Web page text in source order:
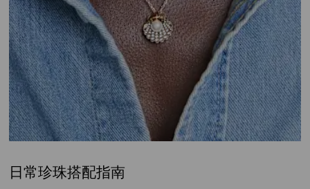
日常珍珠搭配指南